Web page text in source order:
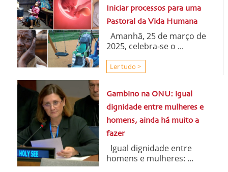
Iniciar processos para uma
Pastoral da Vida Humana
Amanhã, 25 de março de
2025, celebra-se o ...
Ler tudo >
Gambino na ONU: igual
dignidade entre mulheres e
homens, ainda há muito a
fazer
Igual dignidade entre
homens e mulheres: ...